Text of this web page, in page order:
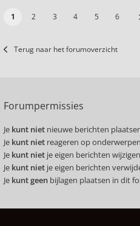
1 2 3 4 5 6
Terug naar het forumoverzicht
Forumpermissies
Je kunt niet nieuwe berichten
Je kunt niet reageren op
Je kunt niet je eigen berichten
Je kunt niet je eigen berichten
Je kunt geen bijlagen plaatsen in dit